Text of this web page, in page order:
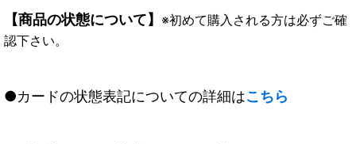
【商品の状態について】 ※初めて購入される方は必ずご確
認下さい。
●カードの状態表記についての詳細はこちら